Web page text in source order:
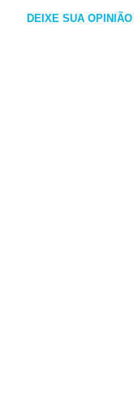
DEIXE SUA OPINIÃO